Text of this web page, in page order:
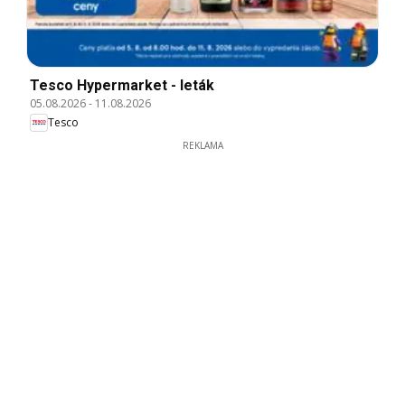
Tesco Hypermarket - leták
05.08.2026- 11.08.2026
Tesco
REKLAMA